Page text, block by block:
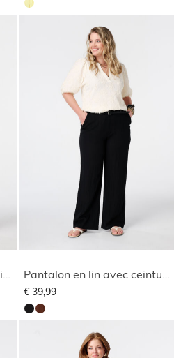
€ 39,99